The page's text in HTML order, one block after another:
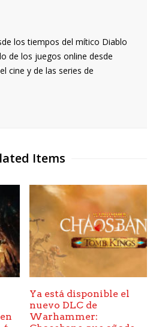
los tiempos del mítico Diablo
de los juegos online desde
cine y de las series de
Items
Ya está disponible el
nuevo DLC de
Warhammer: